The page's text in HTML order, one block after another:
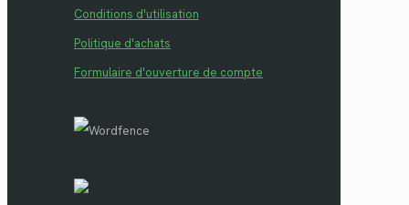
Conditions d'utilisation
Politique d'achats
Formulaire d'ouverture de compte